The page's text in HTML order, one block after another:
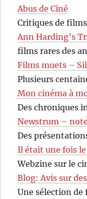
Abus de Ciné
Critiques de
Ann Harding’s
films rares des
Films muets –
Plusieurs
Mon cinéma à
Des chroniques
Newstrum –
Des
Il était une fois
Webzine sur le
Blog: Avis sur
Une sélection